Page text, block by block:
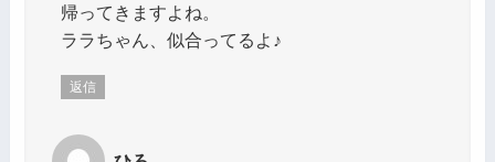
帰ってきますよね。
ララちゃん、似合ってるよ♪
返信